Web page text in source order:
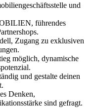
und
führendes
Zugang zu exklusiven
möglich, dynamische
und gestalte deinen
Denken,
sind gefragt.